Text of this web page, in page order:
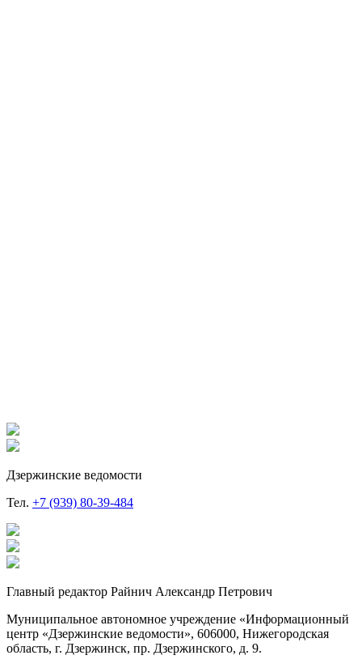
Дзержинские ведомости
Тел. +7 (939) 80-39-484
Главный редактор Райнич Александр Петрович
Муниципальное автономное учреждение «Информационный
центр «Дзержинские ведомости», 606000, Нижегородская
область, г. Дзержинск, пр. Дзержинского, д. 9.